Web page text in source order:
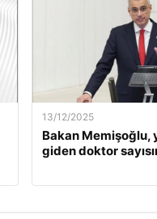
13/12/2025
Bakan Memişoğlu,
giden doktor